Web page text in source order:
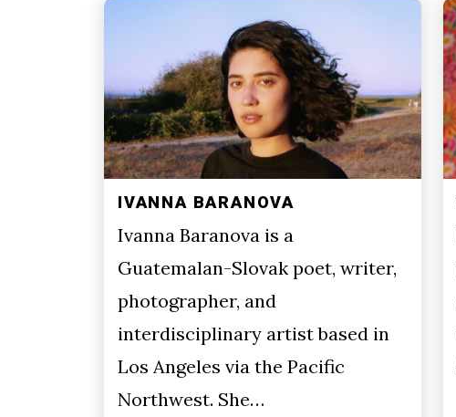
IVANNA BARANOVA
Ivanna Baranova is a
Guatemalan-Slovak poet, writer,
photographer, and
interdisciplinary artist based in
Los Angeles via the Pacific
Northwest. She…